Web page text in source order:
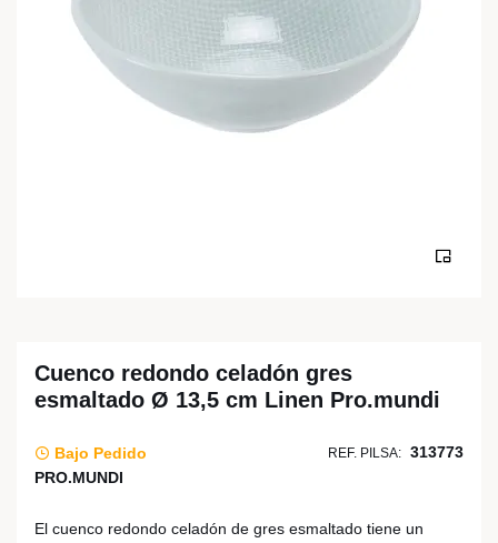
Cuenco redondo celadón gres
esmaltado Ø 13,5 cm Linen Pro.mundi
Bajo Pedido REF. PILSA: 313773
PRO.MUNDI
El cuenco redondo celadón de gres esmaltado tiene un